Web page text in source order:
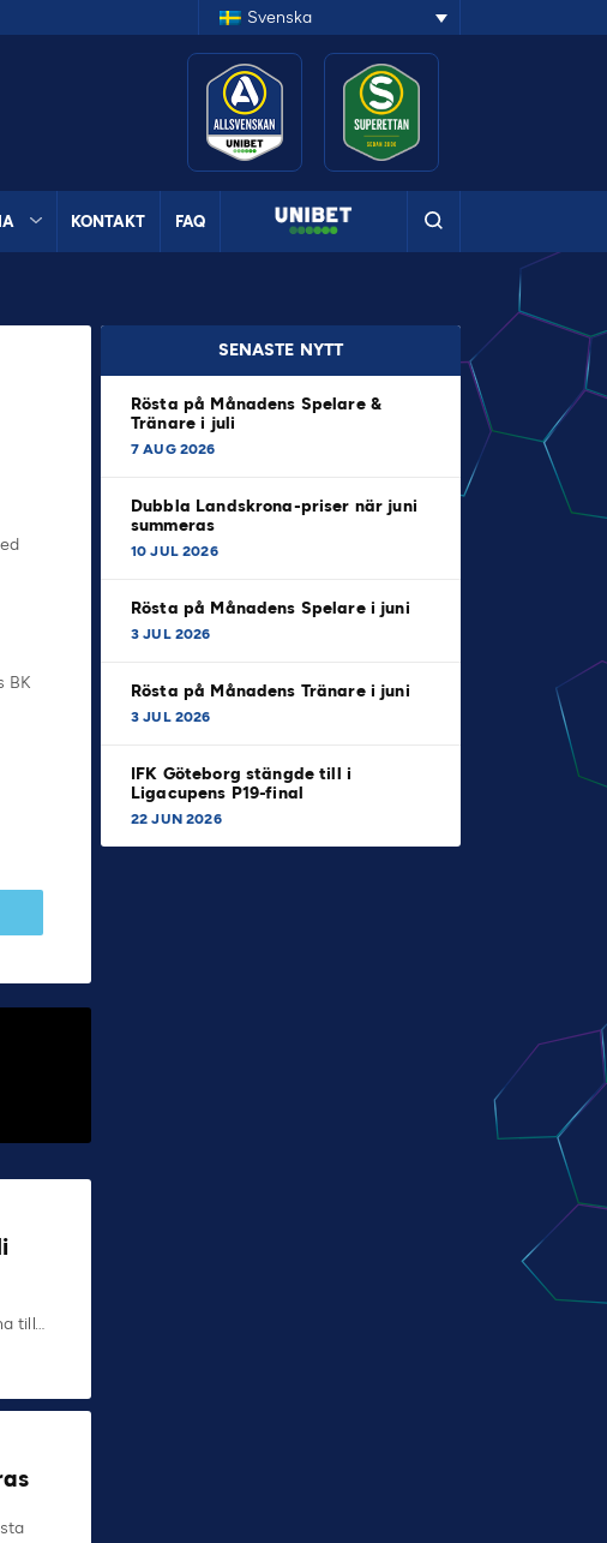
Svenska
KONTAKT FAQ
BK
SENASTE NYTT
Rösta på Månadens Spelare &
Tränare i juli
7 AUG 2026
Dubbla Landskrona-priser när juni
summeras
10 JUL 2026
Rösta på Månadens Spelare i juni
3 JUL 2026
Rösta på Månadens Tränare i juni
3 JUL 2026
IFK Göteborg stängde till i
Ligacupens P19-final
22 JUN 2026
till…